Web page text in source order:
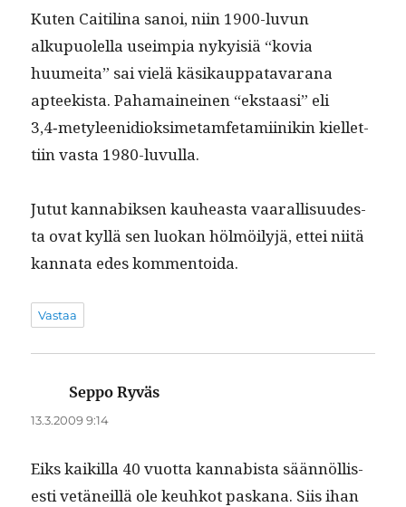
Kuten Caitili­na sanoi, niin 1900-luvun
alkupuolel­la useimpia nyky­isiä “kovia
huumei­ta” sai vielä käsikaup­patavarana
apteek­ista. Pahamaineinen “ekstaasi” eli
3,4‑metyleenidioksimetamfetamiinikin kiel­let­
ti­in vas­ta 1980-luvulla.
Jutut kannabik­sen kauheas­ta vaar­al­lisu­ud­es­
ta ovat kyl­lä sen luokan hölmöi­lyjä, ettei niitä
kan­na­ta edes kommentoida.
Vastaa
Seppo Ryväs
13.3.2009 9:14
Eiks kaikil­la 40 vuot­ta kannabista sään­nöl­lis­
es­ti vetäneil­lä ole keuhkot paskana. Siis ihan